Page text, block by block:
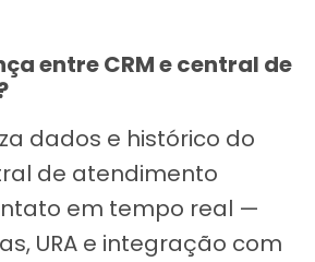
entre CRM e central de
dados e histórico do
de atendimento
em tempo real —
URA e integração com